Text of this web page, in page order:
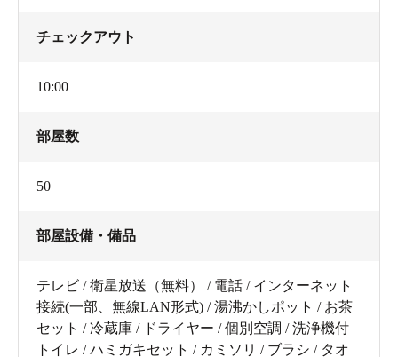
チェックアウト
10:00
部屋数
50
部屋設備・備品
テレビ / 衛星放送（無料） / 電話 / インターネット
接続(一部、無線LAN形式) / 湯沸かしポット / お茶
セット / 冷蔵庫 / ドライヤー / 個別空調 / 洗浄機付
トイレ / ハミガキセット / カミソリ / ブラシ / タオ